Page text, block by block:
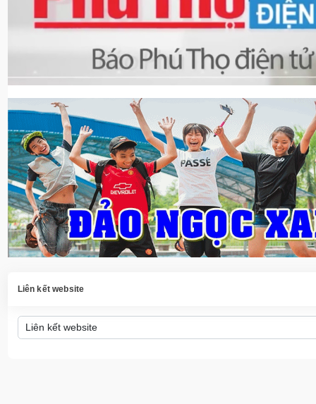
Liên kết website